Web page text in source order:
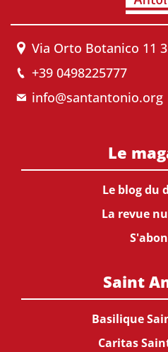
Via Orto Botanico 11
+39 0498225777
info@santantonio.org
Le
Le blog du
La revue
Saint
Basilique
Caritas